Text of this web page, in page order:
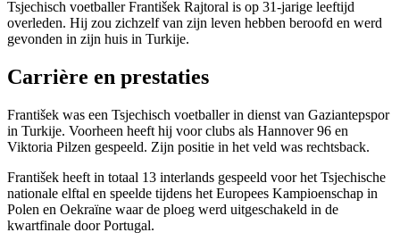
Tsjechisch voetballer František Rajtoral is op 31-jarige leeftijd
overleden. Hij zou zichzelf van zijn leven hebben beroofd en werd
gevonden in zijn huis in Turkije.
Carrière en prestaties
František was een Tsjechisch voetballer in dienst van Gaziantepspor
in Turkije. Voorheen heeft hij voor clubs als Hannover 96 en
Viktoria Pilzen gespeeld. Zijn positie in het veld was rechtsback.
František heeft in totaal 13 interlands gespeeld voor het Tsjechische
nationale elftal en speelde tijdens het Europees Kampioenschap in
Polen en Oekraïne waar de ploeg werd uitgeschakeld in de
kwartfinale door Portugal.